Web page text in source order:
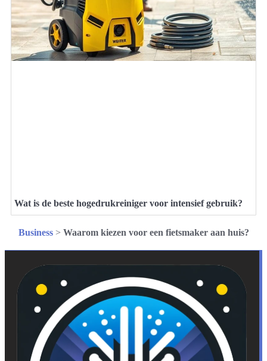
Wat is de beste hogedrukreiniger voor intensief gebruik?
Business> Waarom kiezen voor een fietsmaker aan huis?